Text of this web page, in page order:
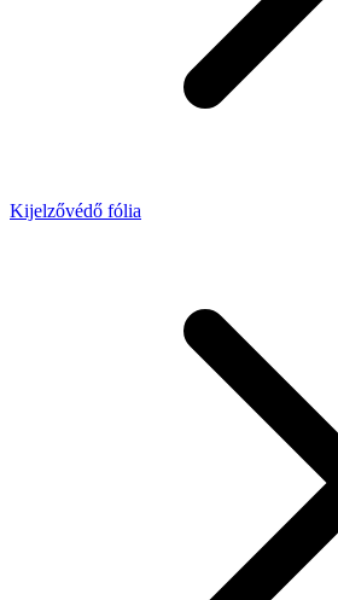
Kijelzővédő fólia